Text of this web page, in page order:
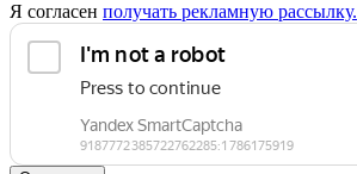
Я согласен получать рекламную рассылку.